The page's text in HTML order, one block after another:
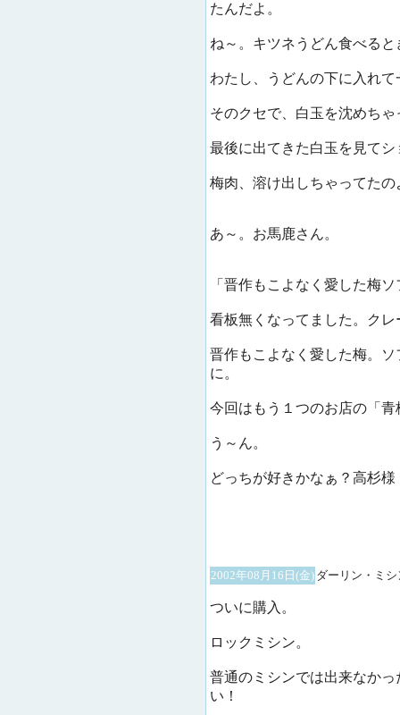
たんだよ。
ね～。キツネうどん食べる
わたし、うどんの下に入れ
そのクセで、白玉を沈めちゃ
最後に出てきた白玉を見てシ
梅肉、溶け出しちゃってたの
あ～。お馬鹿さん。
「晋作もこよなく愛した梅
看板無くなってました。ク
晋作もこよなく愛した梅。
に。
今回はもう１つのお店の「
う～ん。
どっちが好きかなぁ？高杉様
2002年08月16日(金) ダーリン・ミシ
ついに購入。
ロックミシン。
普通のミシンでは出来なか
い！